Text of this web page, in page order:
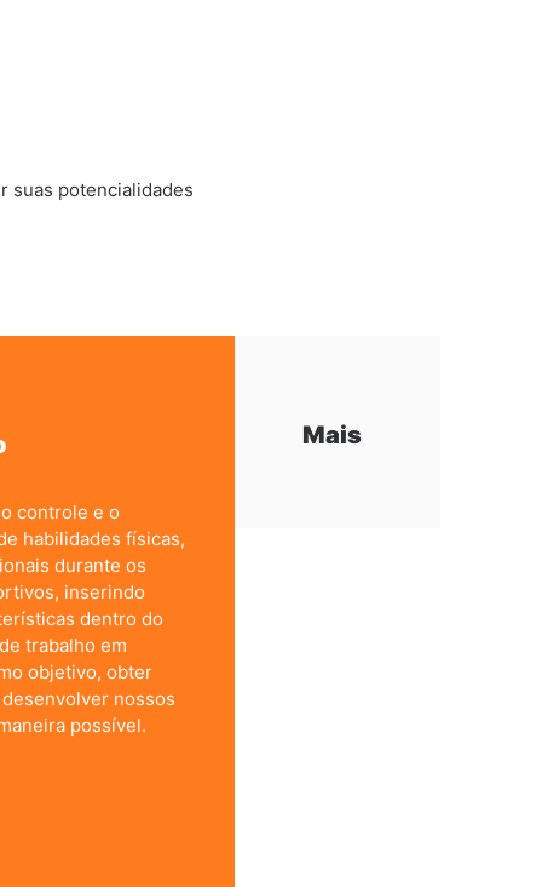
suas potencialidades
controle e o
habilidades físicas,
durante os
inserindo
dentro do
trabalho em
objetivo, obter
nossos
possível.
Mais